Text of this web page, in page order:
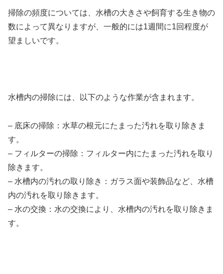
掃除の頻度については、水槽の大きさや飼育する生き物の
数によって異なりますが、一般的には1週間に1回程度が
望ましいです。
水槽内の掃除には、以下のような作業が含まれます。
– 底床の掃除：水草の根元にたまった汚れを取り除きま
す。
– フィルターの掃除：フィルター内にたまった汚れを取り
除きます。
– 水槽内の汚れの取り除き：ガラス面や装飾品など、水槽
内の汚れを取り除きます。
– 水の交換：水の交換により、水槽内の汚れを取り除きま
す。